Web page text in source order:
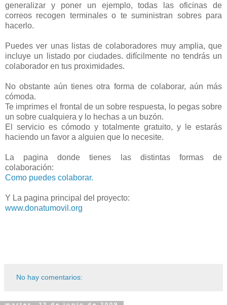
generalizar y poner un ejemplo, todas las oficinas de
correos recogen terminales o te suministran sobres para
hacerlo.
Puedes ver unas listas de colaboradores muy amplia, que
incluye un listado por ciudades. difícilmente no tendrás un
colaborador en tus proximidades.
No obstante aún tienes otra forma de colaborar, aún más
cómoda.
Te imprimes el frontal de un sobre respuesta, lo pegas sobre
un sobre cualquiera y lo hechas a un buzón.
El servicio es cómodo y totalmente gratuito, y le estarás
haciendo un favor a alguien que lo necesite.
La pagina donde tienes las distintas formas de
colaboración:
Como puedes colaborar.
Y La pagina principal del proyecto:
www.donatumovil.org
No hay comentarios: